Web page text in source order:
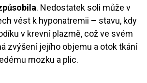
. Nedostatek soli může v
vést k hyponatremii – stavu, kdy
v krevní plazmě, což ve svém
zvýšení jejího objemu a otok tkání
mozku a plic.